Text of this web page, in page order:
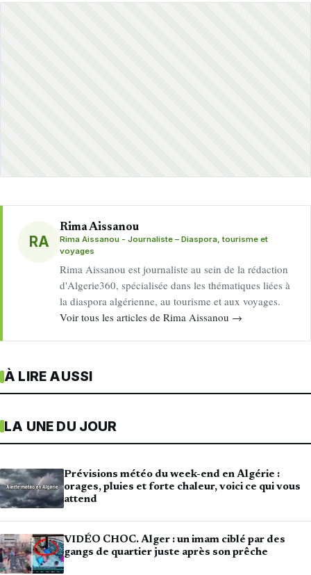
RA
Rima Aissanou
Rima Aissanou - Journaliste – Diaspora, tourisme et
voyages
Rima Aissanou est journaliste au sein de la rédaction
d'Algerie360, spécialisée dans les thématiques liées à
la diaspora algérienne, au tourisme et aux voyages.
Voir tous les articles de Rima Aissanou →
À LIRE AUSSI
LA UNE DU JOUR
Prévisions météo du week-end en Algérie :
orages, pluies et forte chaleur, voici ce qui vous
attend
VIDÉO CHOC. Alger : un imam ciblé par des
gangs de quartier juste après son prêche